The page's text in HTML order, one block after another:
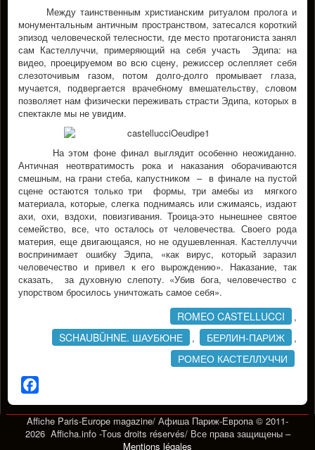
Между таинственным христианским ритуалом пролога и
монументальным античным пространством, затесался короткий
эпизод человеческой телесности, где место протагониста занял
сам Кастеллуччи, примеряющий на себя участь Эдипа: на
видео, проецируемом во всю сцену, режиссер ослепляет себя
слезоточивым газом, потом долго-долго промывает глаза,
мучается, подвергается врачебному вмешательству, словом
позволяет нам физически переживать страсти Эдипа, которых в
спектакле мы не увидим.
На этом фоне финал выглядит особенно неожиданно.
Античная неотвратимость рока и наказания оборачиваются
смешным, на грани стеба, капустником – в финале на пустой
сцене остаются только три формы, три амебы из мягкого
материала, которые, слегка поднимаясь или сжимаясь, издают
ахи, охи, вздохи, повизгивания. Троица-это нынешнее святое
семейство, все, что осталось от человечества. Своего рода
материя, еще двигающаяся, но не одушевленная. Кастеллуччи
воспринимает ошибку Эдипа, «как вирус, который заразил
человечество и привел к его вырождению». Наказание, так
сказать, за духовную слепоту. «Убив бога, человечество с
упорством бросилось уничтожать самое себя».
ROMEO CASTELLUCCI ,
SCHAUBÜHNE. ШАУБЮНЕ , БЕРЛИН-ПАРИЖ ,
РОМЕО КАСТЕЛЛУЧЧИ
Affiche Paris-Europe magazine/ Афиша Париж-Европа © 2011-
2026 Afficha.info -Tous droits réservés/ Все права защищены –
Mentions légales